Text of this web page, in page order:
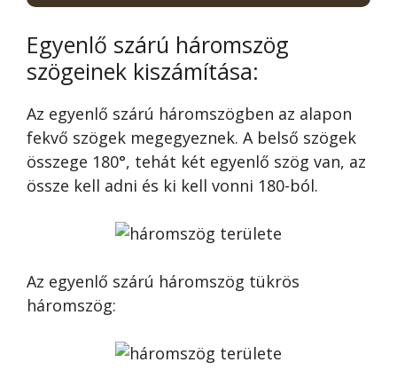
Egyenlő szárú háromszög
szögeinek kiszámítása:
Az egyenlő szárú háromszögben az alapon
fekvő szögek megegyeznek. A belső szögek
összege 180°, tehát két egyenlő szög van, az
össze kell adni és ki kell vonni 180-ból.
Az egyenlő szárú háromszög tükrös
háromszög: